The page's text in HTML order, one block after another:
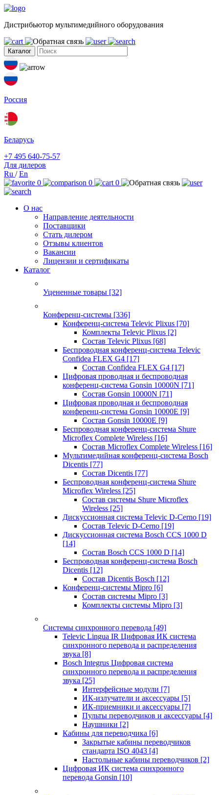
Дистрибьютор мультимедийного оборудования
Каталог
Россия
Беларусь
+7 495 640-75-57
Для дилеров
Ru /En
0
0 0
О нас
Направление деятельности
Поставщики
Стать дилером
Отзывы клиентов
Вакансии
Лицензии и сертификаты
Каталог
Уцененные товары [32]
Конференц-системы [336]
Конференц-система Televic Plixus [70]
Комплекты Televic Plixus [2]
Состав Televic Plixus [68]
Беспроводная конференц-система Televic
Confidea FLEX G4 [17]
Состав Confidea FLEX G4 [17]
Цифровая проводная и беспроводная
конференц-система Gonsin 10000N [71]
Состав Gonsin 10000N [71]
Цифровая проводная и беспроводная
конференц-система Gonsin 10000E [9]
Состав Gonsin 10000E [9]
Беспроводная конференц-система Shure
Microflex Complete Wireless [16]
Состав Microflex Complete Wireless [16]
Мультимедийная конференц-система Bosch
Dicentis [77]
Состав Dicentis [77]
Беспроводная конференц-система Shure
Microflex Wireless [25]
Состав системы Shure Microflex
Wireless [25]
Дискуссионная система Televic D-Cerno [19]
Состав Televic D-Cerno [19]
Дискуссионная система Bosch CCS 1000 D
[14]
Состав Bosch CCS 1000 D [14]
Беспроводная конференц-система Bosch
Dicentis [12]
Состав Dicentis Bosch [12]
Конференц-системы Mipro [6]
Состав системы Mipro [3]
Комплекты системы Mipro [3]
Системы синхронного перевода [49]
Televic Lingua IR Цифровая ИК система
синхронного перевода и распределения
звука [8]
Bosch Integrus Цифровая система
синхронного перевода и распределения
звука [25]
Интерфейсные модули [7]
ИК-излучатели и аксессуары [5]
ИК-приемники и аксессуары [7]
Пульты переводчиков и аксессуары [4]
Наушники [2]
Кабины для переводчика [6]
Закрытые кабины переводчиков
стандарта ISO 4043 [4]
Настольные кабины переводчиков [2]
Цифровая ИК система синхронного
перевода Gonsin [10]